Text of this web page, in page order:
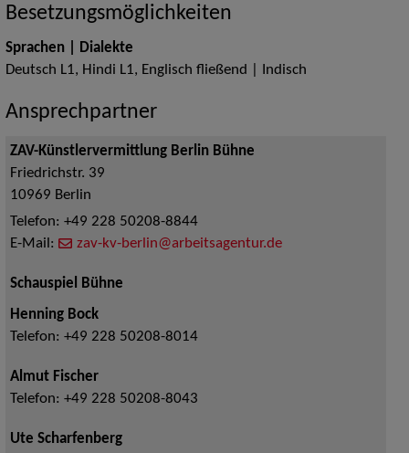
Besetzungsmöglichkeiten
Sprachen | Dialekte
Deutsch L1, Hindi L1, Englisch fließend | Indisch
Ansprechpartner
ZAV-Künstlervermittlung Berlin Bühne
Friedrichstr. 39
10969 Berlin
Telefon: +49 228 50208-8844
E-Mail:
zav-kv-berlin@arbeitsagentur.de
Schauspiel Bühne
Henning Bock
Telefon: +49 228 50208-8014
Almut Fischer
Telefon: +49 228 50208-8043
Ute Scharfenberg